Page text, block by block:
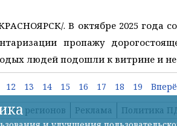
. В октябре 2025 года
пропажу
людей подошли к витрине и
12 13 14 15 16 17 18 19
регионов Реклама Политика